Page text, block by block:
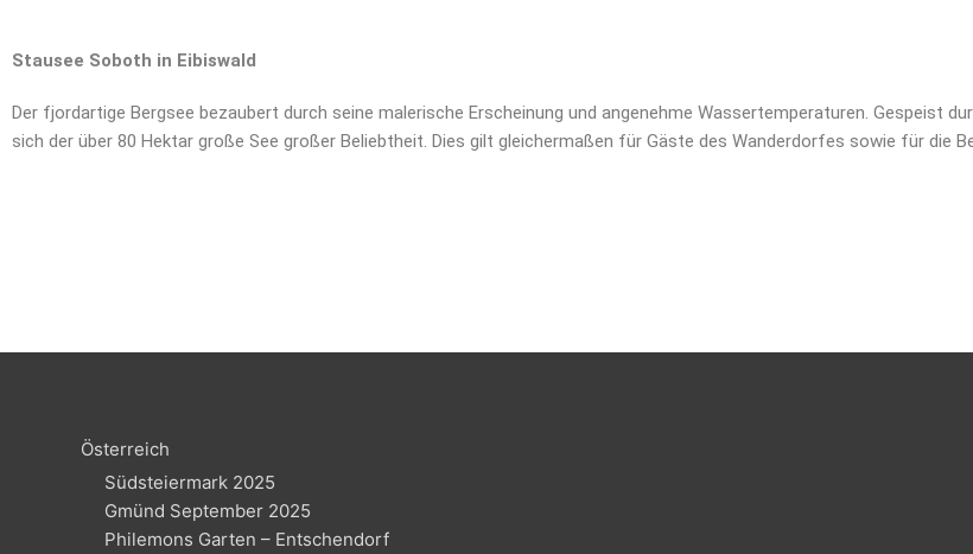
Stausee Soboth in Eibiswald
Der fjordartige Bergsee bezaubert durch seine malerische Erscheinung und angenehme Wassertemperaturen. Gespeist
sich der über 80 Hektar große See großer Beliebtheit. Dies gilt gleichermaßen für Gäste des Wanderdorfes sowie für die
Österreich
Südsteiermark 2025
Gmünd September 2025
Philemons Garten – Entschendorf